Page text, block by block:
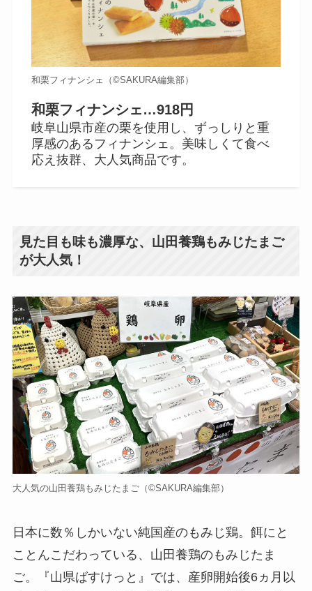
和栗フィナンシェ（©️SAKURA編集部）
和栗フィナンシェ…918円
岐阜山県市産の栗を使用し、ずっしりと重
厚感のあるフィナンシェ。美味しくて食べ
応え抜群、大人気商品です。
見た目も味も濃厚な、山田養鶏もみじたまご
が大人気！
大人気の山田養鶏もみじたまご（©️SAKURA編集部）
日本に数％しかいない純国産のもみじ鶏。餌にと
ことんこだわっている、山田養鶏のもみじたま
ご。『山県ばすけっと』では、産卵開始後6ヵ月以